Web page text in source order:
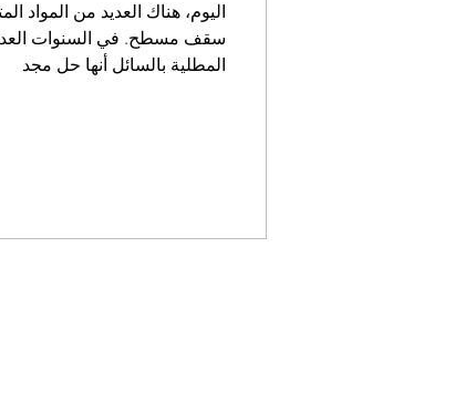
اليوم، هناك العديد من المواد
سقف مسطح. في
المطلية بالسائل أنها حل مجد